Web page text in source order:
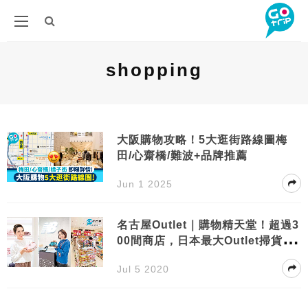
shopping
大阪購物攻略！5大逛街路線圖梅
田/心齋橋/難波+品牌推薦
Jun 1 2025
名古屋Outlet｜購物精天堂！超過3
00間商店，日本最大Outlet掃貨攻
Jul 5 2020